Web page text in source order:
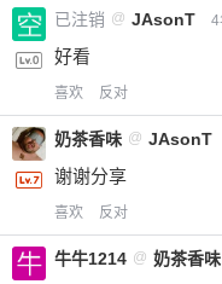
已注销 @ JAsonT 4
好看
喜欢 反对
奶茶香味 @ JAsonT
谢谢分享
喜欢 反对
牛牛1214 @ 奶茶香味